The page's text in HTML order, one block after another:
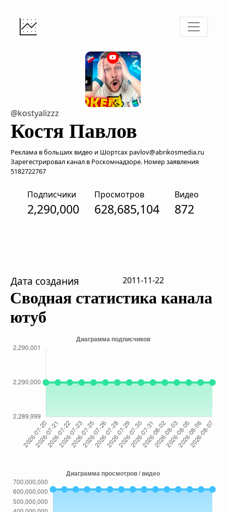
@kostyalizzz
Костя Павлов
Реклама в больших видео и Шортсах pavlov@abrikosmedia.ru
Зарегестрировал канал в Роскомнадзоре. Номер заявления
5182722767
Подписчики
2,290,000
Просмотров
628,685,104
Видео
872
Дата создания 2011-11-22
Сводная статистика канала
ютуб